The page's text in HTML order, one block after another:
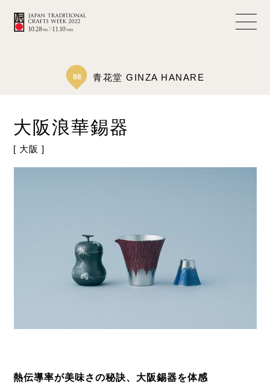
08 青花堂 GINZA HANARE
大阪浪華錫器
[ 大阪 ]
熱伝導率が美味さの秘訣、大阪錫器を体感